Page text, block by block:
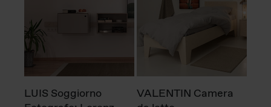
LUIS Soggiorno
VALENTIN Camera